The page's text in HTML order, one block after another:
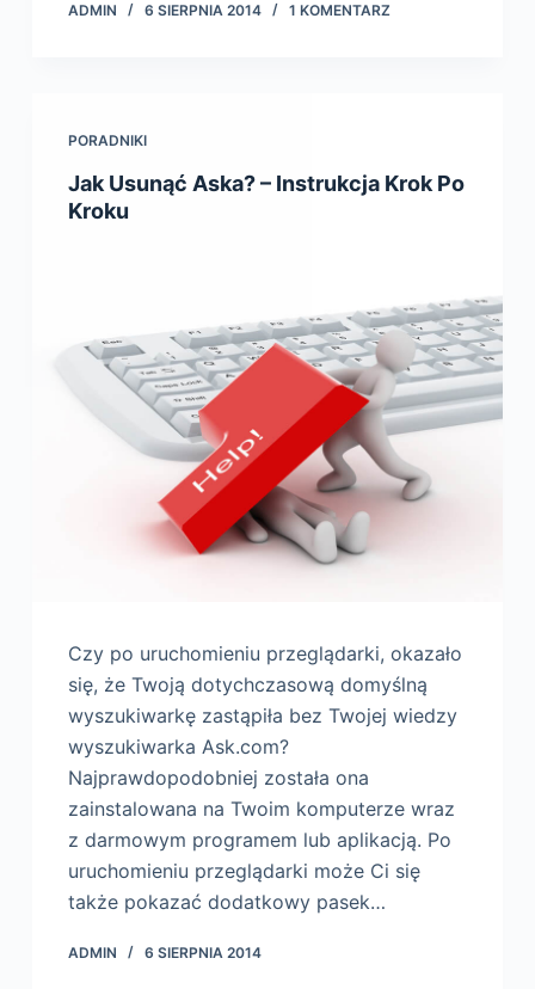
ADMIN 6 SIERPNIA 2014 1 KOMENTARZ
PORADNIKI
Jak Usunąć Aska? – Instrukcja Krok Po
Kroku
Czy po uruchomieniu przeglądarki, okazało
się, że Twoją dotychczasową domyślną
wyszukiwarkę zastąpiła bez Twojej wiedzy
wyszukiwarka Ask.com?
Najprawdopodobniej została ona
zainstalowana na Twoim komputerze wraz
z darmowym programem lub aplikacją. Po
uruchomieniu przeglądarki może Ci się
także pokazać dodatkowy pasek…
ADMIN 6 SIERPNIA 2014